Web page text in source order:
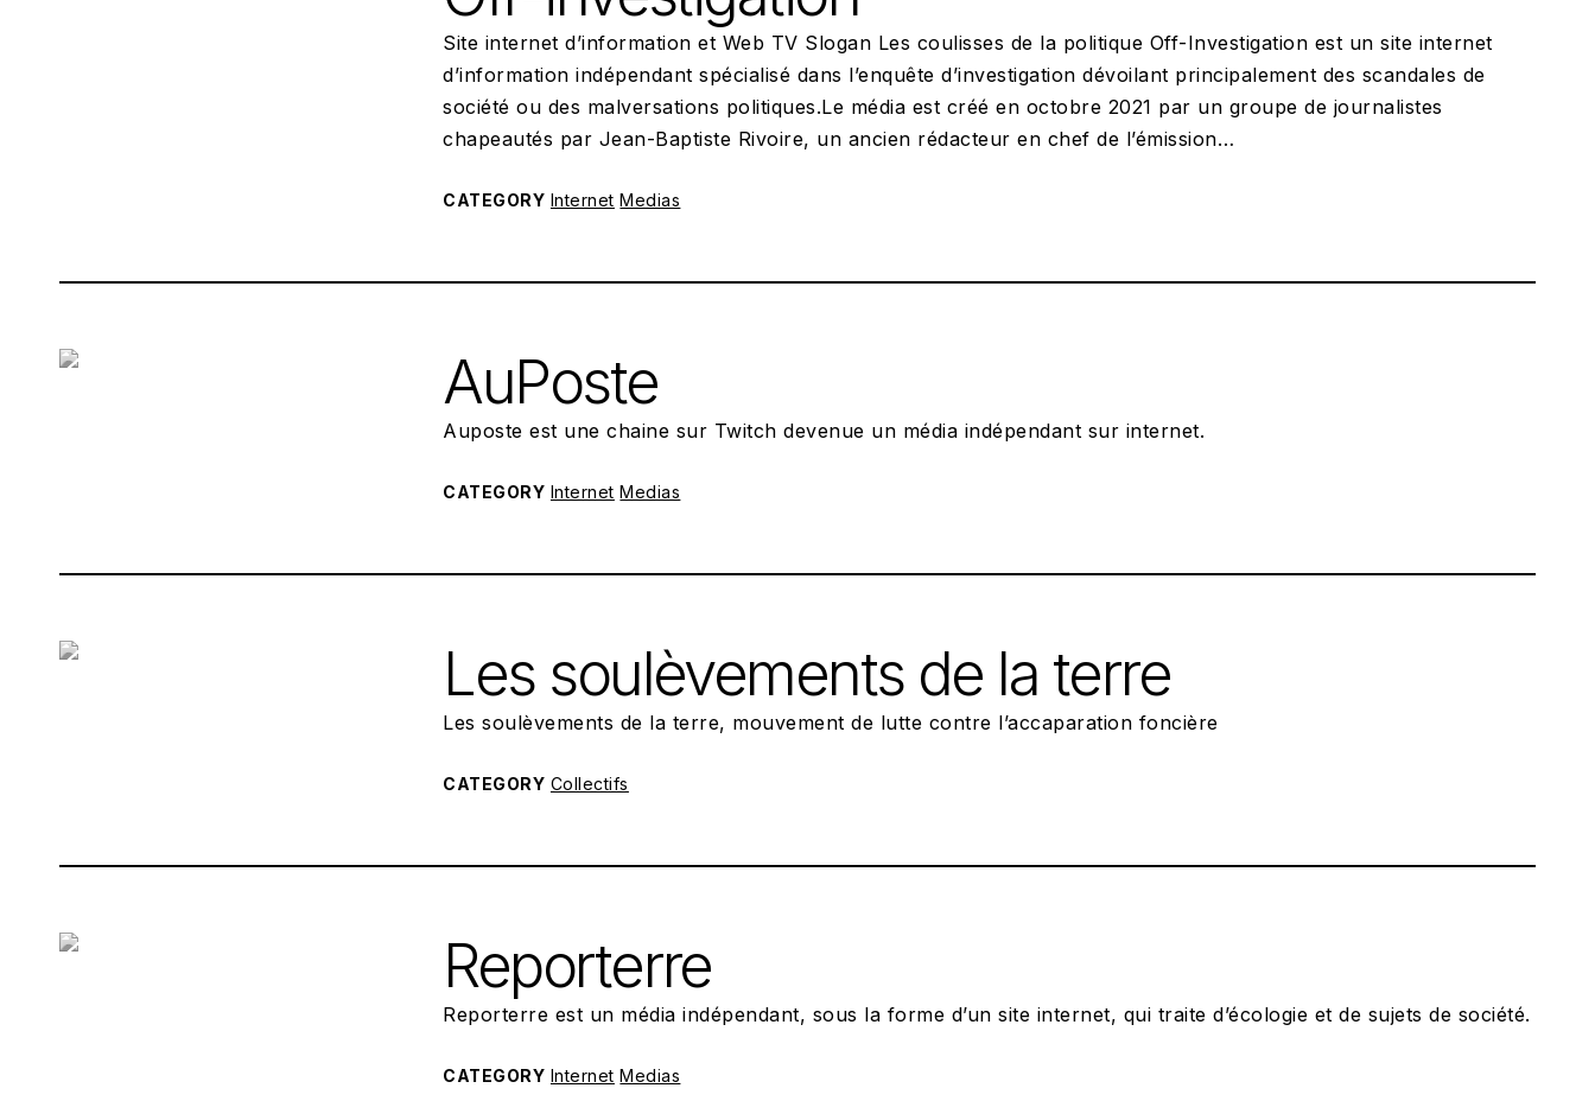
Site internet d’information et Web TV Slogan Les coulisses de la politique Off-Investigation est un site internet
d’information indépendant spécialisé dans l’enquête d’investigation dévoilant principalement des scandales de
société ou des malversations politiques.Le média est créé en octobre 2021 par un groupe de journalistes
chapeautés par Jean-Baptiste Rivoire, un ancien rédacteur en chef de l’émission…
CATEGORY Internet Medias
AuPoste
Auposte est une chaine sur Twitch devenue un média indépendant sur internet.
CATEGORY Internet Medias
Les soulèvements de la terre
Les soulèvements de la terre, mouvement de lutte contre l’accaparation foncière
CATEGORY Collectifs
Reporterre
Reporterre est un média indépendant, sous la forme d’un site internet, qui traite d’écologie et de sujets de société.
CATEGORY Internet Medias